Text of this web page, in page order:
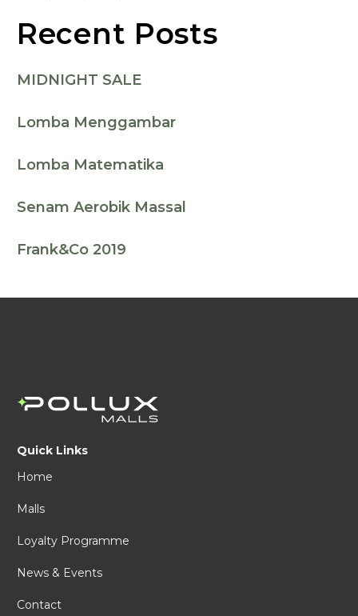
Recent Posts
MIDNIGHT SALE
Lomba Menggambar
Lomba Matematika
Senam Aerobik Massal
Frank&Co 2019
Quick Links
Home
Malls
Loyalty Programme
News & Events
Contact